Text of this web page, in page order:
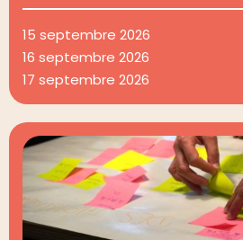
15 septembre 2026
16 septembre 2026
17 septembre 2026